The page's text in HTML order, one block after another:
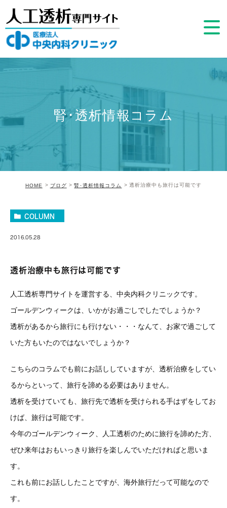
腎･透析情報コラム
HOME ブログ 腎･透析情報コラム 透析治療中も旅行は可能です
COLUMN
2016.05.28
透析治療中も旅行は可能です
人工透析専門サイトを運営する、中央内科クリニックです。
ゴールデンウィークは、いかがお過ごしでしたでしょうか？
透析があるから旅行にも行けない・・・なんて、お家で過ごして
いた方もいたのではないでしょうか？
こちらのコラムでも前にお話ししていますが、透析治療をしてい
るからといって、旅行を諦める必要はありません。
透析を受けていても、旅行先で透析を受けられる手はずをしてお
けば、旅行は可能です。
今年のゴールデンウィーク、人工透析のために旅行を諦めた方、
ぜひ来年はおもいっきり旅行を楽しんでいただければと思いま
す。
これも前にお話ししたことですが、海外旅行だって可能なので
す。